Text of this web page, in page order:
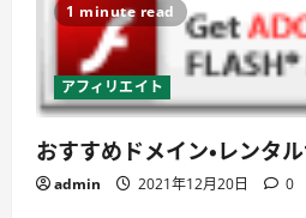
1 minute read
アフィリエイト
おすすめドメイン・レンタ
admin 2021年12月20日 0